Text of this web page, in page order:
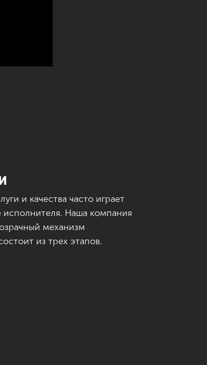
и качества часто играет
Наша компания
механизм
из трех этапов.